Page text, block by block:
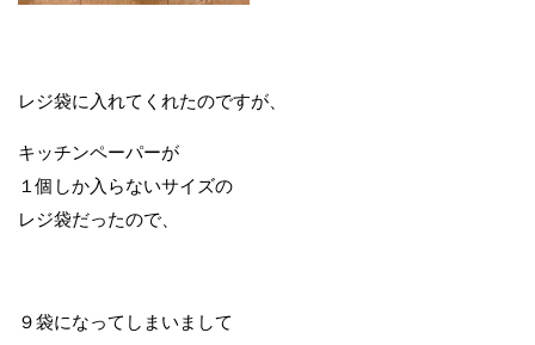
レジ袋に入れてくれたのですが、
キッチンペーパーが
１個しか入らないサイズの
レジ袋だったので、
９袋になってしまいまして